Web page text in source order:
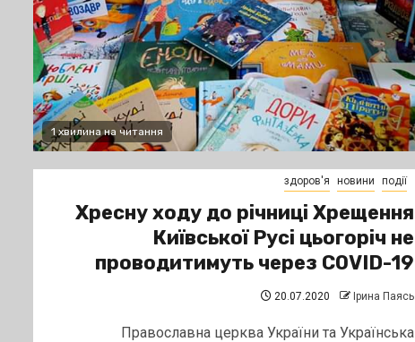
1 хвилина на читання
здоров'я новини події
Хресну ходу до річниці Хрещення
Київської Русі цьогоріч не
проводитимуть через COVID-19
20.07.2020 Ірина Паясь
Православна церква України та Українська